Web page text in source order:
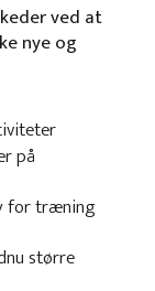
ved at
nye og
på
for træning
større